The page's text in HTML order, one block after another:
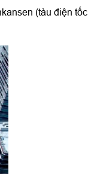
(tàu điện tốc